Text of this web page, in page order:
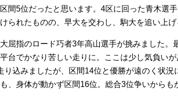
間5位だったと思います。4区に回った青木選
られたものの、早大を交わし、駒大を追い上げ
屈指のロード巧者3年高山選手が挑みました。
台でかなり苦しい走りに。ここは少し気負い
り込みましたが、区間14位と優勝が遠のく状
、身体が動かず区間16位。総合3位争いからも